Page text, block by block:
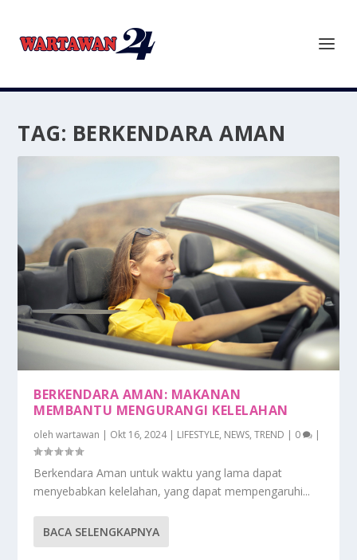
TAG: BERKENDARA AMAN
BERKENDARA AMAN: MAKANAN
MEMBANTU MENGURANGI KELELAHAN
olehwartawan | Okt 16, 2024| LIFESTYLE, NEWS,TREND | 0 |
Berkendara Aman untuk waktu yang lama dapat
menyebabkan kelelahan, yang dapat mempengaruhi...
BACA SELENGKAPNYA